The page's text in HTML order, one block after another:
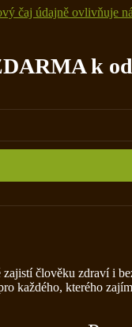
čaj údajně ovlivňuje
k
zajistí člověku zdraví i
každého, kterého